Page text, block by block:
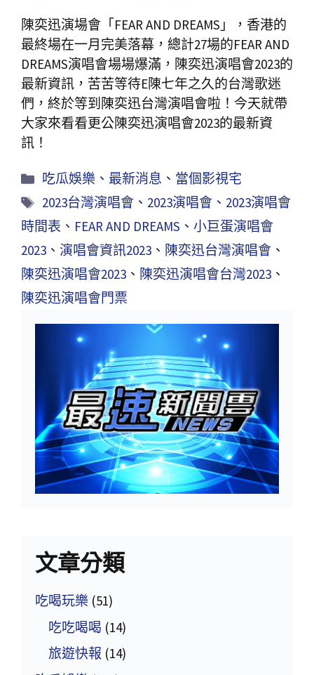
陳奕迅演場會「FEAR AND DREAMS」，香港的
最終場在一月完美落幕，總計27場的FEAR AND
DREAMS演唱會場場爆滿，陳奕迅演唱會2023的
最新資訊，苦苦等待E陳七年之久的台灣歌迷
們，終於等到陳奕迅台灣演唱會啦！今天就帶
大家來看看更公陳奕迅演唱會2023的最新資
訊！
吃瓜娛樂 、最新消息 、 當個影視宅
2023台灣演唱會 、 2023演唱會 、 2023演唱會
時間表 、 FEAR AND DREAMS 、 小巨蛋演唱會
2023 、 演唱會資訊2023 、 陳奕迅台灣演唱會 、
陳奕迅演唱會2023 、 陳奕迅演唱會台灣2023 、
陳奕迅演唱會門票
文章分類
吃喝玩樂 (51)
吃吃喝喝 (14)
旅遊快報 (14)